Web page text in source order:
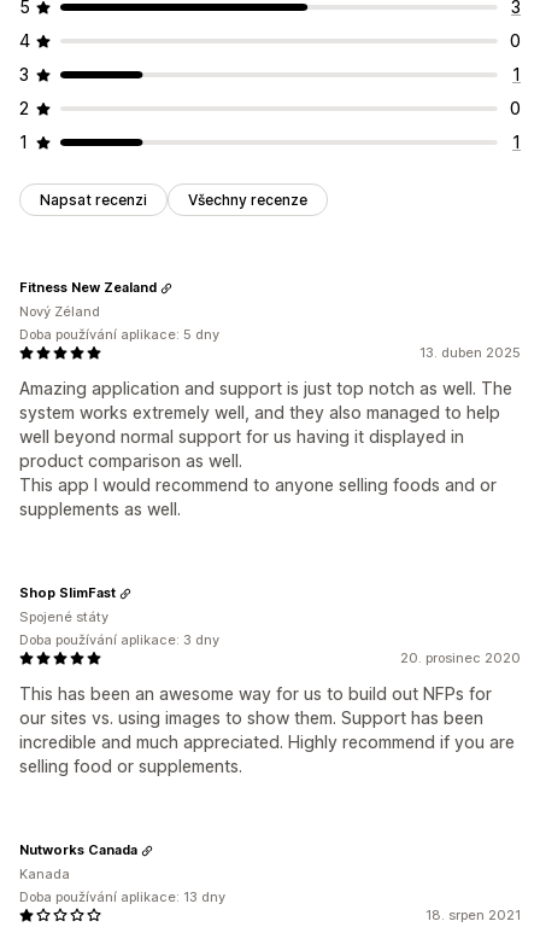
5
3
4
0
3
1
2
0
1
1
Napsat recenzi Všechny recenze
13. duben 2025
Amazing application and support is just top notch as well. The
system works extremely well, and they also managed to help
well beyond normal support for us having it displayed in
product comparison as well.
This app I would recommend to anyone selling foods and or
supplements as well.
Fitness New Zealand
Nový Zéland
Doba používání aplikace: 5 dny
20. prosinec 2020
This has been an awesome way for us to build out NFPs for
our sites vs. using images to show them. Support has been
incredible and much appreciated. Highly recommend if you are
selling food or supplements.
Shop SlimFast
Spojené státy
Doba používání aplikace: 3 dny
18. srpen 2021
Nutworks Canada
Kanada
Doba používání aplikace: 13 dny